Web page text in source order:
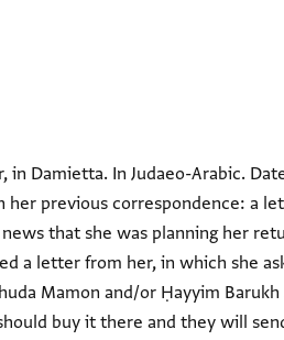
Damietta. In Judaeo-Arabic.
her previous correspondence: a
that she was planning her
a letter from her, in which she
Mamon and/or Ḥayyim
buy it there and they will